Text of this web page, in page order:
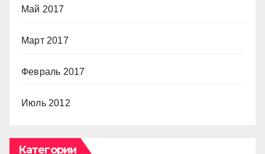
Май 2017
Март 2017
Февраль 2017
Июль 2012
Категории